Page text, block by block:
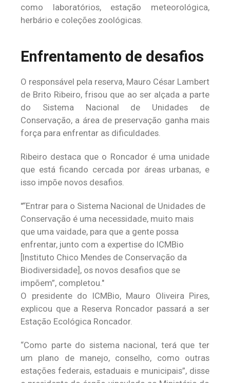
como laboratórios, estação meteorológica,
herbário e coleções zoológicas.
Enfrentamento de desafios
O responsável pela reserva, Mauro César Lambert
de Brito Ribeiro, frisou que ao ser alçada a parte
do Sistema Nacional de Unidades de
Conservação, a área de preservação ganha mais
força para enfrentar as dificuldades.
Ribeiro destaca que o Roncador é uma unidade
que está ficando cercada por áreas urbanas, e
isso impõe novos desafios.
“Entrar para o Sistema Nacional de Unidades de
Conservação é uma necessidade, muito mais
que uma vaidade, para que a gente possa
enfrentar, junto com a expertise do ICMBio
[Instituto Chico Mendes de Conservação da
Biodiversidade], os novos desafios que se
impõem”, completou.
O presidente do ICMBio, Mauro Oliveira Pires,
explicou que a Reserva Roncador passará a ser
Estação Ecológica Roncador.
“Como parte do sistema nacional, terá que ter
um plano de manejo, conselho, como outras
estações federais, estaduais e municipais”, disse